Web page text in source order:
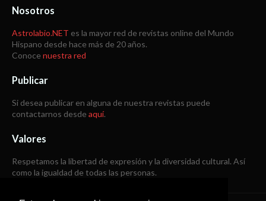
Nosotros
Astrolabio.NET es la mayor red de revistas online del Mundo
Hispano desde hace más de 20 años.
Conoce nuestra red
Publicar
Si desea publicar en alguna de nuestra revistas puede
contactarnos desde aquí.
Valores
Respetamos la libertad de expresión y la diversidad cultural. Así
como la igualdad de todas las personas.